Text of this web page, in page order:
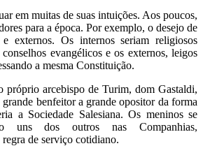
em muitas de suas intuições. Aos poucos,
para a época. Por exemplo, o desejo de
e externos. Os internos seriam religiosos
evangélicos e os externos, leigos
a mesma Constituição.
próprio arcebispo de Turim, dom Gastaldi,
grande benfeitor a grande opositor da forma
a Sociedade Salesiana. Os meninos se
uns dos outros nas Companhias,
de serviço cotidiano.